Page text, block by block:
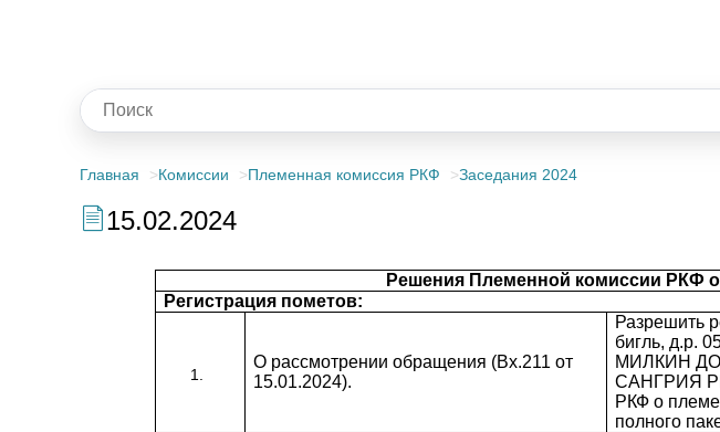
Главная Комиссии Племенная комиссия РКФ Заседания 2024
15.02.2024
Решения Племенной комиссии РКФ
Регистрация пометов:
О рассмотрении обращения (Вх.211 от
15.01.2024).
Разрешить
бигль, д.р.
МИЛКИН
САНГРИЯ
РКФ о
полного